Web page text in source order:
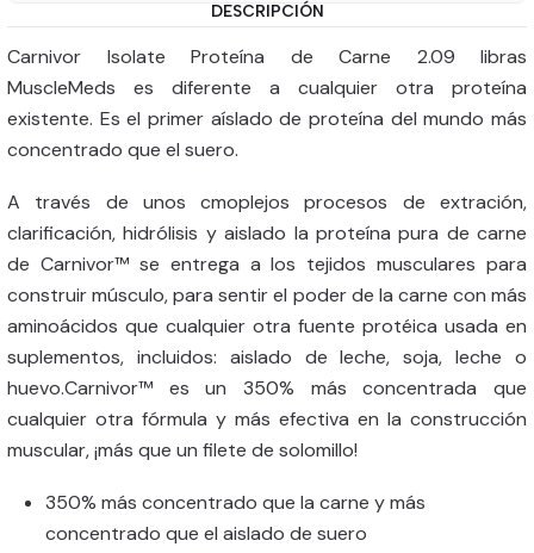
DESCRIPCIÓN
Carnivor Isolate Proteína de Carne 2.09 libras
MuscleMeds es diferente a cualquier otra proteína
existente. Es el primer aíslado de proteína del mundo más
concentrado que el suero.
A través de unos cmoplejos procesos de extración,
clarificación, hidrólisis y aislado la proteína pura de carne
de Carnivor™ se entrega a los tejidos musculares para
construir músculo, para sentir el poder de la carne con más
aminoácidos que cualquier otra fuente protéica usada en
suplementos, incluidos: aislado de leche, soja, leche o
huevo.Carnivor™ es un 350% más concentrada que
cualquier otra fórmula y más efectiva en la construcción
muscular, ¡más que un filete de solomillo!
350% más concentrado que la carne y más
concentrado que el aislado de suero